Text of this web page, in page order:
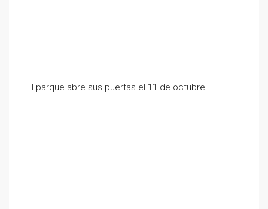
El parque abre sus puertas el 11 de octubre